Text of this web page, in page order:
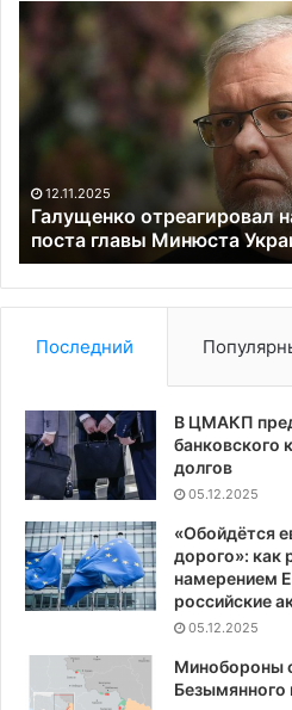
Галущенко
отреагировал
отстранение
главы
Минюста
Украины
12.11.2025
Галущенко отреагировал
поста главы Минюста
Последний
В ЦМАКП
банковского
долгов
05.12.2025
«Обойдётся
дорого»: как
намерением
российские
05.12.2025
Минобороны
Безымянного